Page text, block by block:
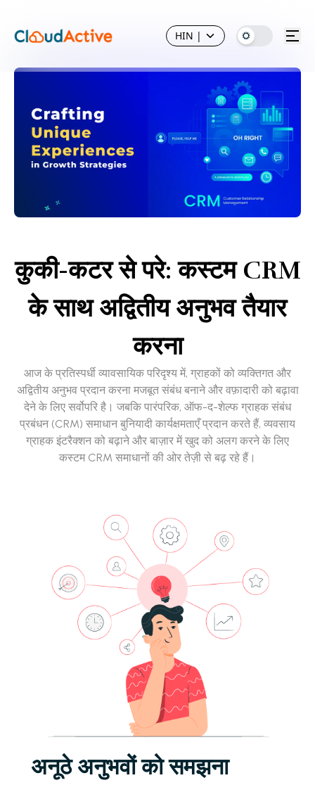
HIN |
कुकी-कटर से परे: कस्टम CRM
के साथ अद्वितीय अनुभव तैयार
करना
आज के प्रतिस्पर्धी व्यावसायिक परिदृश्य में, ग्राहकों को व्यक्तिगत और
अद्वितीय अनुभव प्रदान करना मजबूत संबंध बनाने और वफ़ादारी को बढ़ावा
देने के लिए सर्वोपरि है। जबकि पारंपरिक, ऑफ-द-शेल्फ ग्राहक संबंध
प्रबंधन (CRM) समाधान बुनियादी कार्यक्षमताएँ प्रदान करते हैं, व्यवसाय
ग्राहक इंटरैक्शन को बढ़ाने और बाज़ार में खुद को अलग करने के लिए
कस्टम CRM समाधानों की ओर तेज़ी से बढ़ रहे हैं।
अनूठे अनुभवों को समझना